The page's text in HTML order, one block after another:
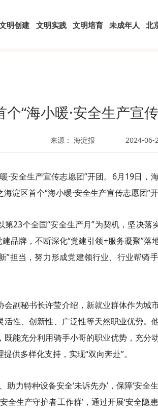
明创建 文明实践 文明培育 未成年人 北
个“海小暖·安全生产宣
来源： 海淀报 2024-06-
·安全生产宣传志愿团”开团。6月19日
淀区首个“海小暖·安全生产宣传志愿团”开
23个全国“安全生产月”为契机，坚决落
品牌，不断深化“党建引领+服务凝聚”
”担当，努力形成党建领行业、行业帮
副秘书长许莹介绍，新就业群体作为城
活性、创新性、广泛性等天然职业优势。
既能充分利用骑手小哥的职业优势，充分
供多样化支持，实现“双向奔赴”。
助力特种设备安全‘未诉先办’，保障‘安
全生产守护者工作群’，通过开展‘安全